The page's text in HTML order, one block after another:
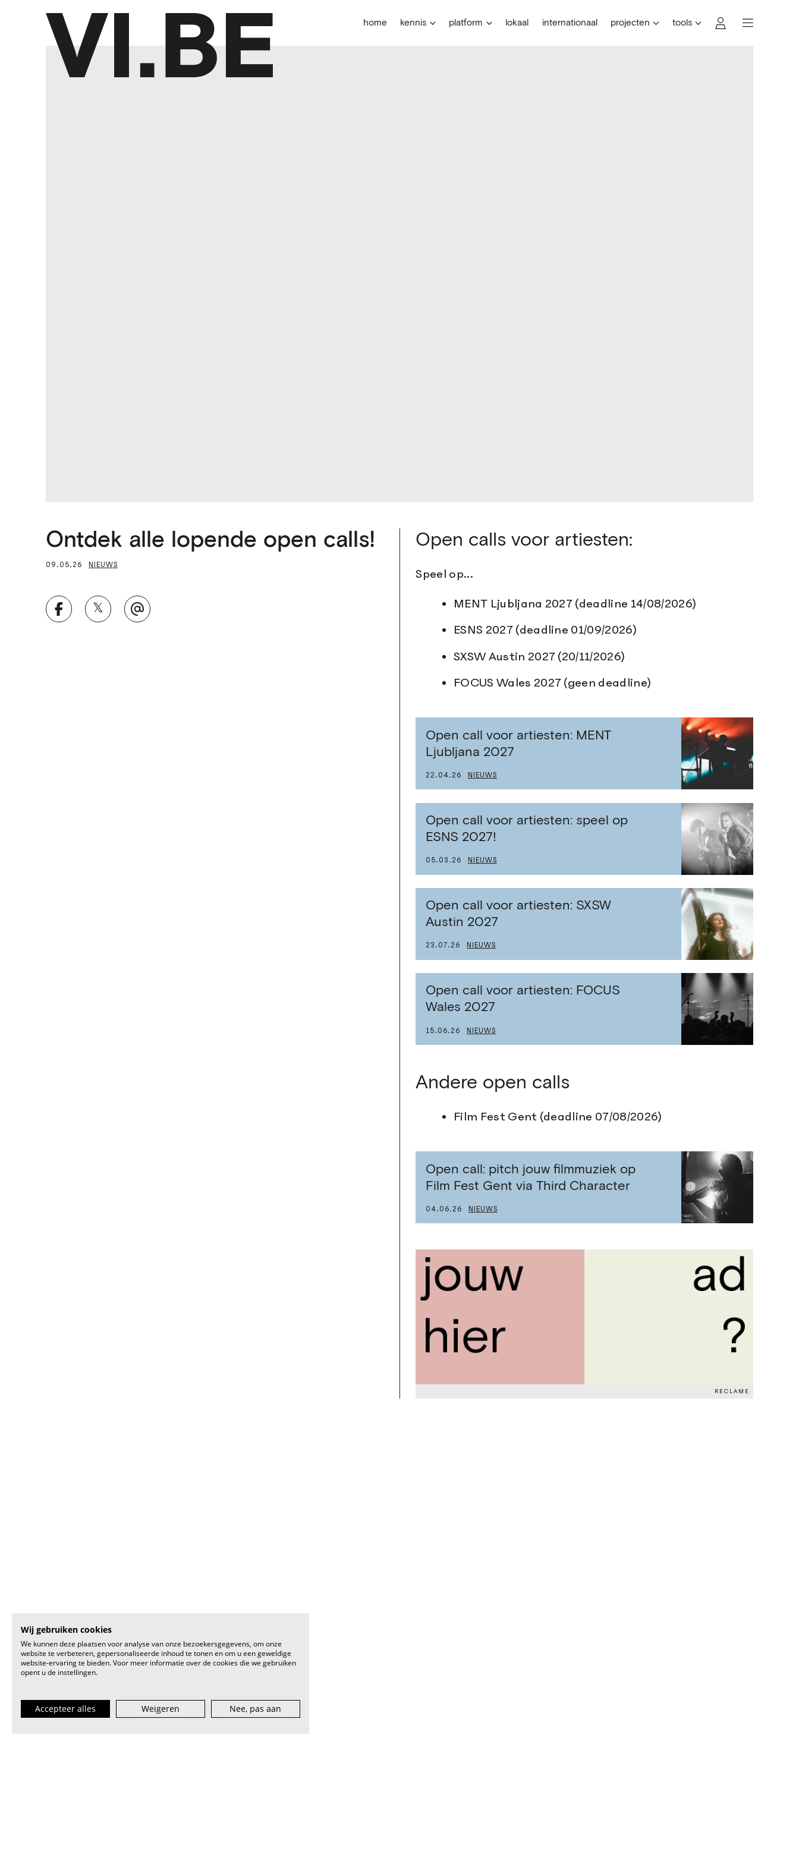
platform
home kennis lokaal internationaal projecten tools
Ontdek alle lopende open calls!
09.05.26 NIEUWS
𝕏
Open calls voor artiesten:
Speel op...
MENT Ljubljana 2027 (deadline 14/08/2026)
ESNS 2027 (deadline 01/09/2026)
SXSW Austin 2027 (20/11/2026)
FOCUS Wales 2027 (geen deadline)
Open call voor artiesten: MENT
Ljubljana 2027
22.04.26 NIEUWS
Open call voor artiesten: speel op
ESNS 2027!
05.03.26 NIEUWS
Open call voor artiesten: SXSW
Austin 2027
23.07.26 NIEUWS
Open call voor artiesten: FOCUS
Wales 2027
15.06.26 NIEUWS
Andere open calls
Film Fest Gent (deadline 07/08/2026)
Open call: pitch jouw filmmuziek op
Film Fest Gent via Third Character
04.06.26 NIEUWS
RECLAME
Wij gebruiken cookies
We kunnen deze plaatsen voor analyse van onze bezoekersgegevens, om onze
website te verbeteren, gepersonaliseerde inhoud te tonen en om u een geweldige
website-ervaring te bieden. Voor meer informatie over de cookies die we gebruiken
opent u de instellingen.
Accepteer alles Weigeren Nee, pas aan